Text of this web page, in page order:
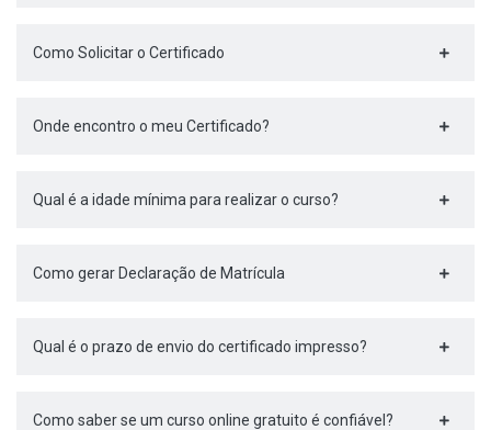
Como Solicitar o Certificado
Onde encontro o meu Certificado?
Qual é a idade mínima para realizar o curso?
Como gerar Declaração de Matrícula
Qual é o prazo de envio do certificado impresso?
Como saber se um curso online gratuito é confiável?